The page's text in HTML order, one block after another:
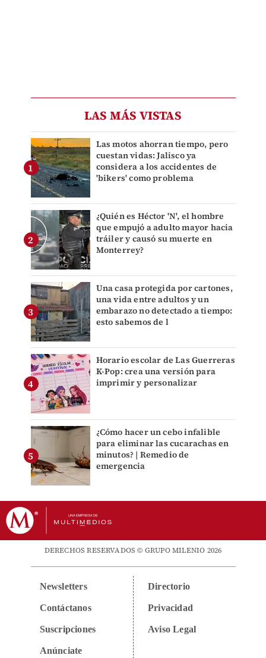
LAS MÁS VISTAS
Las motos ahorran tiempo, pero
cuestan vidas: Jalisco ya
considera a los accidentes de
'bikers' como problema
¿Quién es Héctor 'N', el hombre
que empujó a adulto mayor hacia
tráiler y causó su muerte en
Monterrey?
Una casa protegida por cartones,
una vida entre adultos y un
embarazo no detectado a tiempo:
esto sabemos de l
Horario escolar de Las Guerreras
K-Pop: crea una versión para
imprimir y personalizar
¿Cómo hacer un cebo infalible
para eliminar las cucarachas en
minutos? | Remedio de
emergencia
DERECHOS RESERVADOS © GRUPO MILENIO 2026
Newsletters
Contáctanos
Suscripciones
Anúnciate
Directorio
Privacidad
Aviso Legal